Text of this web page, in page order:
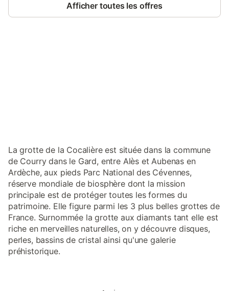
Afficher toutes les offres
La grotte de la Cocalière est située dans la commune
de Courry dans le Gard, entre Alès et Aubenas en
Ardèche, aux pieds Parc National des Cévennes,
réserve mondiale de biosphère dont la mission
principale est de protéger toutes les formes du
patrimoine. Elle figure parmi les 3 plus belles grottes de
France. Surnommée la grotte aux diamants tant elle est
riche en merveilles naturelles, on y découvre disques,
perles, bassins de cristal ainsi qu'une galerie
préhistorique.